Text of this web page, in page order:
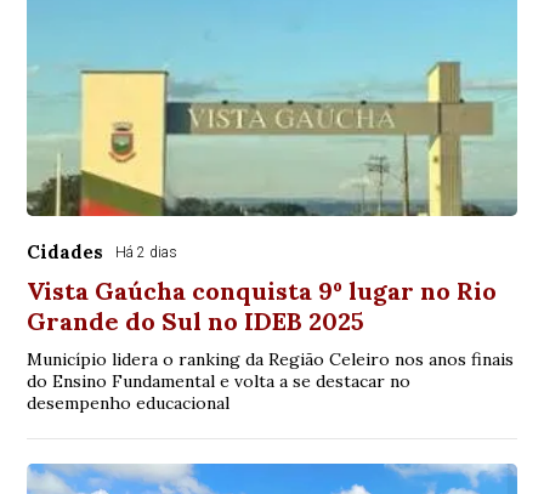
Cidades Há 2 dias
Vista Gaúcha conquista 9º lugar no Rio
Grande do Sul no IDEB 2025
Município lidera o ranking da Região Celeiro nos anos finais
do Ensino Fundamental e volta a se destacar no
desempenho educacional